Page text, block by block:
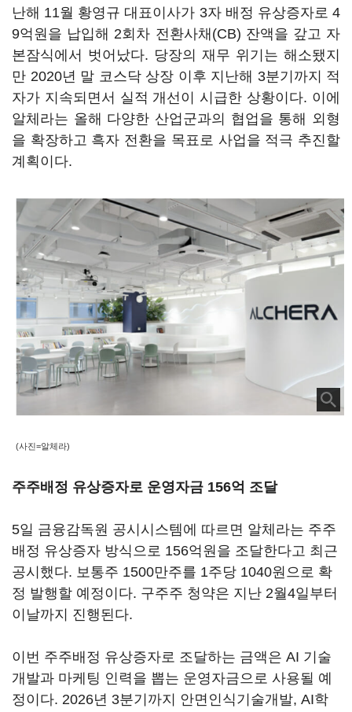
난해 11월 황영규 대표이사가 3자 배정 유상증자로 4
9억원을 납입해 2회차 전환사채(CB) 잔액을 갚고 자
본잠식에서 벗어났다. 당장의 재무 위기는 해소됐지
만 2020년 말 코스닥 상장 이후 지난해 3분기까지 적
자가 지속되면서 실적 개선이 시급한 상황이다. 이에
알체라는 올해 다양한 산업군과의 협업을 통해 외형
을 확장하고 흑자 전환을 목표로 사업을 적극 추진할
계획이다.
(사진=알체라)
주주배정 유상증자로 운영자금 156억 조달
5일 금융감독원 공시시스템에 따르면 알체라는 주주
배정 유상증자 방식으로 156억원을 조달한다고 최근
공시했다. 보통주 1500만주를 1주당 1040원으로 확
정 발행할 예정이다. 구주주 청약은 지난 2월4일부터
이날까지 진행된다.
이번 주주배정 유상증자로 조달하는 금액은 AI 기술
개발과 마케팅 인력을 뽑는 운영자금으로 사용될 예
정이다. 2026년 3분기까지 안면인식기술개발, AI학